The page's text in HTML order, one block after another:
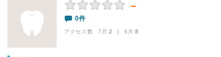
－
0件
アクセス数 7月:2 | 6月:8